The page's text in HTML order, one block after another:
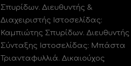
Σπυρίδων. Διευθυντής &
Διαχειριστής Ιστοσελίδας:
Καμπιώτης Σπυρίδων. Διευθυντής
Σύνταξης Ιστοσελίδας: Μπάστα
Τριανταφυλλιά. Δικαιούχος